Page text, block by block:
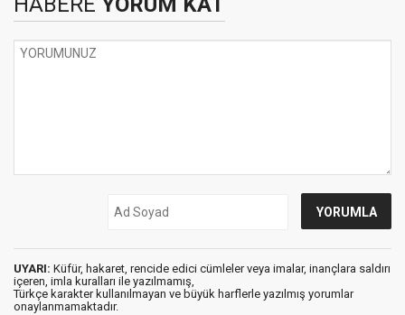
UYARI: Küfür, hakaret, rencide edici cümleler veya imalar, inançlara saldırı
içeren, imla kuralları ile yazılmamış,
Türkçe karakter kullanılmayan ve büyük harflerle yazılmış yorumlar
onaylanmamaktadır.